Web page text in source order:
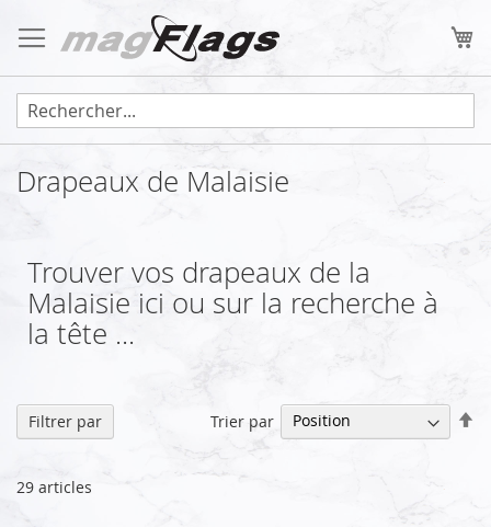
au
contenu
Drapeaux de Malaisie
Trouver vos drapeaux de la
Malaisie ici ou sur la recherche à
la tête ...
29 articles
Trier par
Filtrer par